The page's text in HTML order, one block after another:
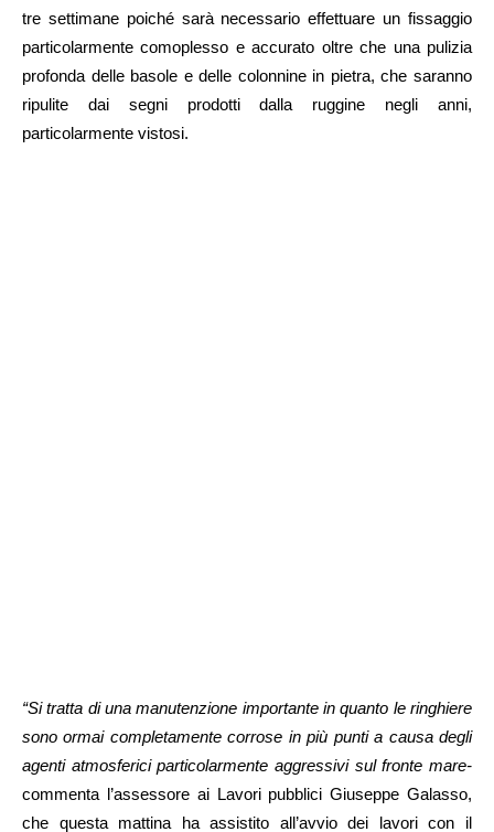
tre settimane poiché sarà necessario effettuare un fissaggio
particolarmente comoplesso e accurato oltre che una pulizia
profonda delle basole e delle colonnine in pietra, che saranno
ripulite dai segni prodotti dalla ruggine negli anni,
particolarmente vistosi.
“Si tratta di una manutenzione importante in quanto le ringhiere
sono ormai completamente corrose in più punti a causa degli
agenti atmosferici particolarmente aggressivi sul fronte mare-
commenta l’assessore ai Lavori pubblici Giuseppe Galasso,
che questa mattina ha assistito all’avvio dei lavori con il